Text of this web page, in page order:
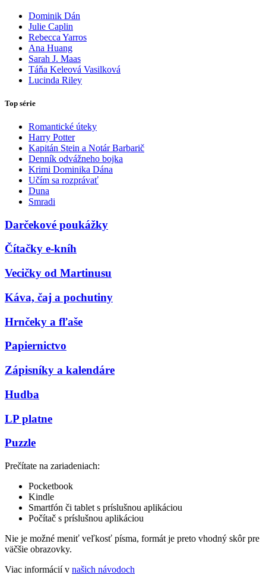
Dominik Dán
Julie Caplin
Rebecca Yarros
Ana Huang
Sarah J. Maas
Táňa Keleová Vasilková
Lucinda Riley
Top série
Romantické úteky
Harry Potter
Kapitán Stein a Notár Barbarič
Denník odvážneho bojka
Krimi Dominika Dána
Učím sa rozprávať
Duna
Smradi
Darčekové poukážky
Čítačky e-kníh
Vecičky od Martinusu
Káva, čaj a pochutiny
Hrnčeky a fľaše
Papiernictvo
Zápisníky a kalendáre
Hudba
LP platne
Puzzle
Prečítate na zariadeniach:
Pocketbook
Kindle
Smartfón či tablet s príslušnou aplikáciou
Počítač s príslušnou aplikáciou
Nie je možné meniť veľkosť písma, formát je preto vhodný skôr pre
väčšie obrazovky.
Viac informácií v našich návodoch